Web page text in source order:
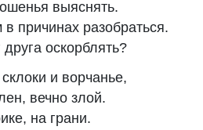
выяснять.
причинах разобраться.
оскорблять?
и ворчанье,
вечно злой.
на грани.